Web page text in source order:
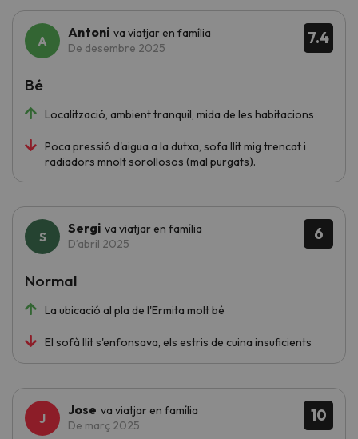
7.4
Antoni va viatjar en família
De desembre 2025
Localització, ambient tranquil, mida de les habitacions
Poca pressió d'aigua a la dutxa, sofa llit mig trencat i
radiadors mnolt sorollosos (mal purgats).
Bé
6
Sergi va viatjar en família
D’abril 2025
La ubicació al pla de l'Ermita molt bé
El sofà llit s'enfonsava, els estris de cuina insuficients
Normal
10
Jose va viatjar en família
De març 2025